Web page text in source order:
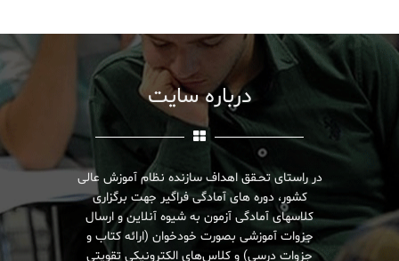
درباره سایت
در راستای تحـقق اهداف سازنده نظام آموزش عالی
کشور، دوره های آمادگی فراگیر جهت برگزاری
کلاسهای آمادگی آزمون به شیوه آنلاین و ارسال
جزوات آموزشی بصورت خودخوان (ارائه کتاب و
جزوات درسی) و کلاس‌های الکترونیکی تقویتی